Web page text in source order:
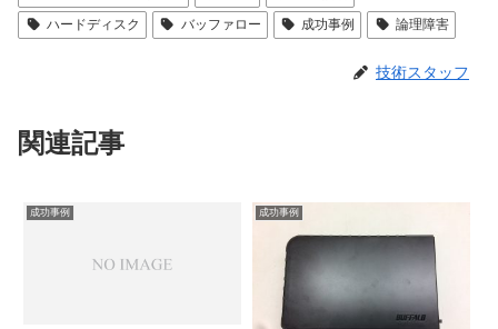
ハードディスク
バッファロー 成功事例 論理障害
技術スタッフ
関連記事
成功事例 成功事例